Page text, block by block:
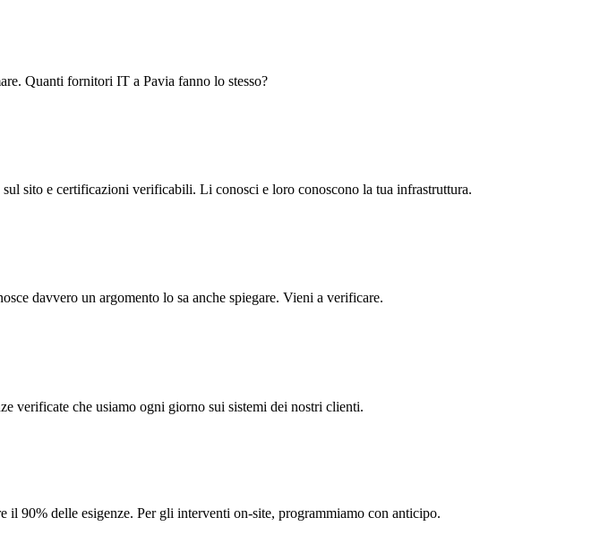
Quanti fornitori IT a Pavia fanno lo stesso?
sito e certificazioni verificabili. Li conosci e loro conoscono la tua infrastruttura.
davvero un argomento lo sa anche spiegare. Vieni a verificare.
verificate che usiamo ogni giorno sui sistemi dei nostri clienti.
il 90% delle esigenze. Per gli interventi on-site, programmiamo con anticipo.